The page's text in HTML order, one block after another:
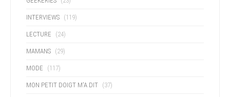
INTERVIEWS (119)
LECTURE (24)
MAMANS (29)
MODE (117)
MON PETIT DOIGT M'A DIT (37)